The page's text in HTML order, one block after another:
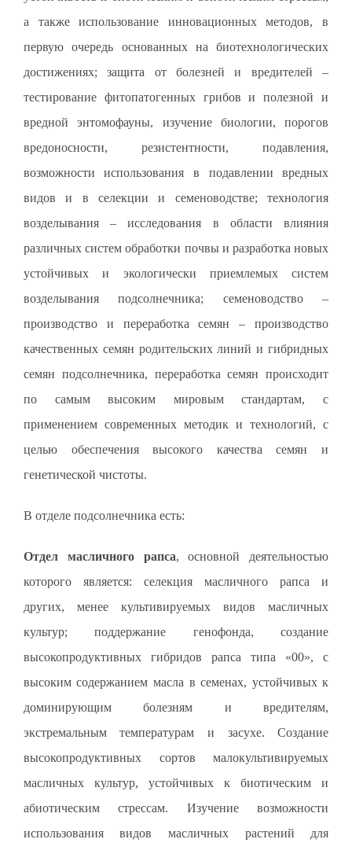
а также использование инновационных методов, в
первую очередь основанных на биотехнологических
достижениях; защита от болезней и вредителей –
тестирование фитопатогенных грибов и полезной и
вредной энтомофауны, изучение биологии, порогов
вредоносности, резистентности, подавления,
возможности использования в подавлении вредных
видов и в селекции и семеноводстве; технология
возделывания – исследования в области влияния
различных систем обработки почвы и разработка новых
устойчивых и экологически приемлемых систем
возделывания подсолнечника; семеноводство –
производство и переработка семян – производство
качественных семян родительских линий и гибридных
семян подсолнечника, переработка семян происходит
по самым высоким мировым стандартам, с
применением современных методик и технологий, с
целью обеспечения высокого качества семян и
генетической чистоты.
В отделе подсолнечника есть:
Отдел масличного рапса, основной деятельностью
которого является: селекция масличного рапса и
других, менее культивируемых видов масличных
культур; поддержание генофонда, создание
высокопродуктивных гибридов рапса типа «00», с
высоким содержанием масла в семенах, устойчивых к
доминирующим болезням и вредителям,
экстремальным температурам и засухе. Создание
высокопродуктивных сортов малокультивируемых
масличных культур, устойчивых к биотическим и
абиотическим стрессам. Изучение возможности
использования видов масличных растений для